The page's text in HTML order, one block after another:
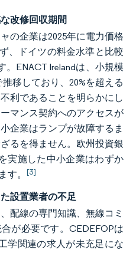
改修回収期間
の企業は2025年に電力価格
、ドイツの料金水準と比較
。ENACT Irelandは、小規模
移しており、20%を超える
利であることを明らかにし
マンス契約へのアクセスが
企業はランプが故障するま
るを得ません。欧州投資銀
実施した中小企業はわずか
す。 [3]
設置業者の不足
配線の専門知識、無線コミ
が必要です。CEDEFOPは
学関連の求人が未充足にな